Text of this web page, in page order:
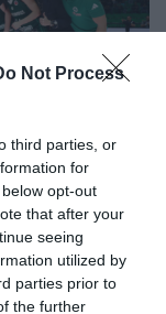
Not Process
third parties, or
for
opt-out
that after your
seeing
utilized by
parties prior to
the further
την πρόκριση